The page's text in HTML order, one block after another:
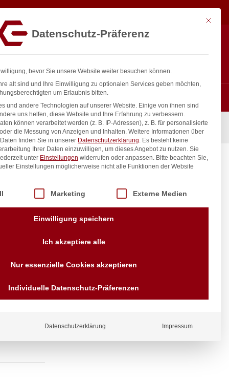
3/4″
inkl. / exkl. MwSt.
Anfragen
Wir sind seit über 40 Jahren
für Sie da
Vorrauskasse Paypal,
Kreditkarte, Direkt
€ exkl. MwSt. In den Warenkorb
Mit
Datenschutz-Präferenz
bevor Sie unsere Website weiter besuchen können.
alt sind und Ihre Einwilligung zu optionalen Services geben möchten,
um Erlaubnis bitten.
und andere Technologien auf unserer Website. Einige von ihnen sind
uns helfen, diese Website und Ihre Erfahrung zu verbessern.
können verarbeitet werden (z. B. IP-Adressen), z. B. für personalisierte
die Messung von Anzeigen und Inhalten. Weitere Informationen über
finden Sie in unserer Datenschutzerklärung. Es besteht keine
Ihrer Daten einzuwilligen, um dieses Angebot zu nutzen. Sie
unter Einstellungen widerrufen oder anpassen. Bitte beachten Sie,
Einstellungen möglicherweise nicht alle Funktionen der Website
Service-Gruppen, für die eine Einwilligung erteilt werden kann.
Marketing Externe Medien
Einwilligung speichern
Ich akzeptiere alle
Nur essenzielle Cookies akzeptieren
Individuelle Datenschutz-Präferenzen
Datenschutzerklärung Impressum